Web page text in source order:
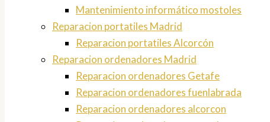
Mantenimiento informático mostoles
Reparacion portatiles Madrid
Reparacion portatiles Alcorcón
Reparacion ordenadores Madrid
Reparacion ordenadores Getafe
Reparacion ordenadores fuenlabrada
Reparacion ordenadores alcorcon